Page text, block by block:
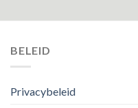
BELEID
Privacybeleid